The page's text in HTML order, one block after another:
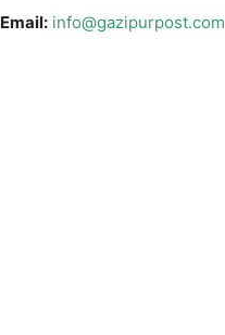
Email: info@gazipurpost.com